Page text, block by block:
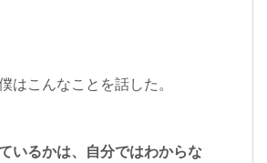
はこんなことを話した。
いるかは、自分ではわからな